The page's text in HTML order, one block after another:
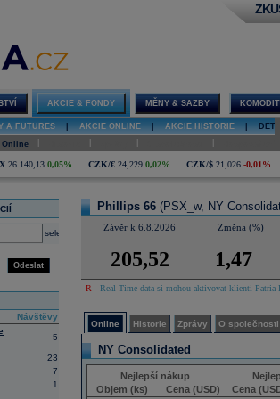
AKCIE & FONDY MĚNY & SAZBY
A FUTURES AKCIE ONLINE AKCIE HISTORIE
Online
26 140,13 0,05% CZK/€ 24,229 0,02% CZK/$ 21,026 -0,01%
select
Odeslat
Návštěvy
5
23
7
1
Phillips 66 (PSX_w, NY
Závěr k 6.8.2026 Změna (%)
205,52 1,47
R - Real-Time data si mohou aktivovat klienti
Online Historie Zprávy O společnosti
NY Consolidated
Nejlepší nákup
Objem (ks)
Cena (USD)
Cena